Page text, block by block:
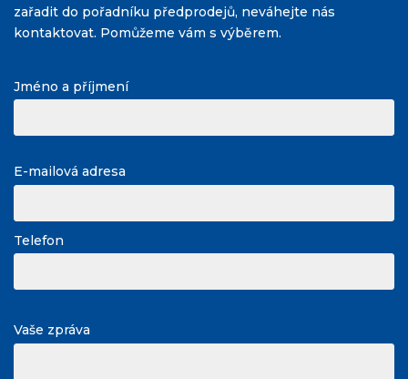
zařadit do pořadníku předprodejů, neváhejte nás
kontaktovat. Pomůžeme vám s výběrem.
Jméno a příjmení
E-mailová adresa
Telefon
Vaše zpráva